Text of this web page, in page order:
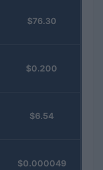
$76.30
$0.200
$6.54
$0.000049